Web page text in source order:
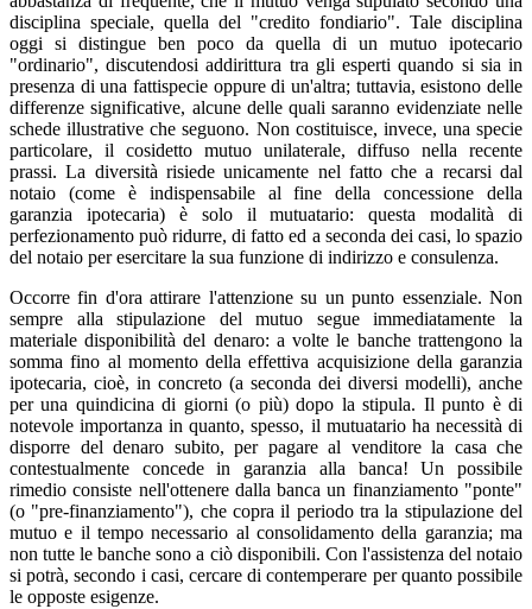
disciplina speciale, quella del "credito fondiario". Tale disciplina
oggi si distingue ben poco da quella di un mutuo ipotecario
"ordinario", discutendosi addirittura tra gli esperti quando si sia in
presenza di una fattispecie oppure di un'altra; tuttavia, esistono delle
differenze significative, alcune delle quali saranno evidenziate nelle
schede illustrative che seguono. Non costituisce, invece, una specie
particolare, il cosidetto mutuo unilaterale, diffuso nella recente
prassi. La diversità risiede unicamente nel fatto che a recarsi dal
notaio (come è indispensabile al fine della concessione della
garanzia ipotecaria) è solo il mutuatario: questa modalità di
perfezionamento può ridurre, di fatto ed a seconda dei casi, lo spazio
del notaio per esercitare la sua funzione di indirizzo e consulenza.
Occorre fin d'ora attirare l'attenzione su un punto essenziale. Non
sempre alla stipulazione del mutuo segue immediatamente la
materiale disponibilità del denaro: a volte le banche trattengono la
somma fino al momento della effettiva acquisizione della garanzia
ipotecaria, cioè, in concreto (a seconda dei diversi modelli), anche
per una quindicina di giorni (o più) dopo la stipula. Il punto è di
notevole importanza in quanto, spesso, il mutuatario ha necessità di
disporre del denaro subito, per pagare al venditore la casa che
contestualmente concede in garanzia alla banca! Un possibile
rimedio consiste nell'ottenere dalla banca un finanziamento "ponte"
(o "pre-finanziamento"), che copra il periodo tra la stipulazione del
mutuo e il tempo necessario al consolidamento della garanzia; ma
non tutte le banche sono a ciò disponibili. Con l'assistenza del notaio
si potrà, secondo i casi, cercare di contemperare per quanto possibile
le opposte esigenze.